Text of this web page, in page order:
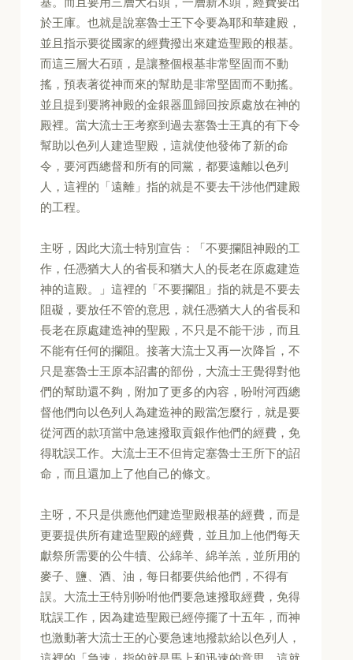
於王庫。也就是說塞魯士王下令要為耶和華建殿，
並且指示要從國家的經費撥出來建造聖殿的根基。
而這三層大石頭，是讓整個根基非常堅固而不動
搖，預表著從神而來的幫助是非常堅固而不動搖。
並且提到要將神殿的金銀器皿歸回按原處放在神的
殿裡。當大流士王考察到過去塞魯士王真的有下令
幫助以色列人建造聖殿，這就使他發佈了新的命
令，要河西總督和所有的同黨，都要遠離以色列
人，這裡的「遠離」指的就是不要去干涉他們建殿
的工程。
主呀，因此大流士特別宣告：「不要攔阻神殿的工
作，任憑猶大人的省長和猶大人的長老在原處建造
神的這殿。」這裡的「不要攔阻」指的就是不要去
阻礙，要放任不管的意思，就任憑猶大人的省長和
長老在原處建造神的聖殿，不只是不能干涉，而且
不能有任何的攔阻。接著大流士又再一次降旨，不
只是塞魯士王原本詔書的部份，大流士王覺得對他
們的幫助還不夠，附加了更多的內容，吩咐河西總
督他們向以色列人為建造神的殿當怎麼行，就是要
從河西的款項當中急速撥取貢銀作他們的經費，免
得耽誤工作。大流士王不但肯定塞魯士王所下的詔
命，而且還加上了他自己的條文。
主呀，不只是供應他們建造聖殿根基的經費，而是
更要提供所有建造聖殿的經費，並且加上他們每天
獻祭所需要的公牛犢、公綿羊、綿羊羔，並所用的
麥子、鹽、酒、油，每日都要供給他們，不得有
誤。大流士王特別吩咐他們要急速撥取經費，免得
耽誤工作，因為建造聖殿已經停擺了十五年，而神
也激動著大流士王的心要急速地撥款給以色列人，